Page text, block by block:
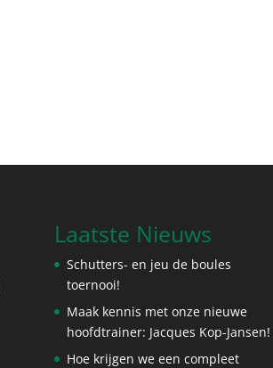
Laatste Nieuws
Schutters- en jeu de boules
toernooi!
Maak kennis met onze nieuwe
hoofdtrainer: Jacques Kop-Jansen!
Hoe krijgen we een compleet